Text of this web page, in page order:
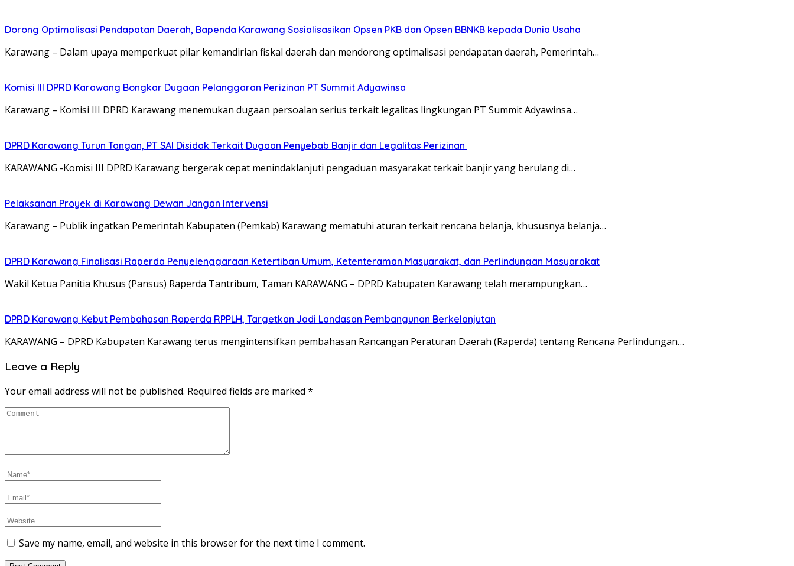
Dorong Optimalisasi Pendapatan Daerah, Bapenda Karawang Sosialisasikan Opsen PKB dan Opsen BBNKB kepada Dunia Usaha
Karawang – Dalam upaya memperkuat pilar kemandirian fiskal daerah dan mendorong optimalisasi pendapatan daerah, Pemerintah…
Komisi III DPRD Karawang Bongkar Dugaan Pelanggaran Perizinan PT Summit Adyawinsa
Karawang – Komisi III DPRD Karawang menemukan dugaan persoalan serius terkait legalitas lingkungan PT Summit Adyawinsa…
DPRD Karawang Turun Tangan, PT SAI Disidak Terkait Dugaan Penyebab Banjir dan Legalitas Perizinan
KARAWANG -Komisi III DPRD Karawang bergerak cepat menindaklanjuti pengaduan masyarakat terkait banjir yang berulang di…
Pelaksanan Proyek di Karawang Dewan Jangan Intervensi
Karawang – Publik ingatkan Pemerintah Kabupaten (Pemkab) Karawang mematuhi aturan terkait rencana belanja, khususnya belanja…
DPRD Karawang Finalisasi Raperda Penyelenggaraan Ketertiban Umum, Ketenteraman Masyarakat, dan Perlindungan Masyarakat
Wakil Ketua Panitia Khusus (Pansus) Raperda Tantribum, Taman KARAWANG – DPRD Kabupaten Karawang telah merampungkan…
DPRD Karawang Kebut Pembahasan Raperda RPPLH, Targetkan Jadi Landasan Pembangunan Berkelanjutan
KARAWANG – DPRD Kabupaten Karawang terus mengintensifkan pembahasan Rancangan Peraturan Daerah (Raperda) tentang Rencana Perlindungan…
Leave a Reply
Your email address will not be published. Required fields are marked *
Save my name, email, and website in this browser for the next time I comment.